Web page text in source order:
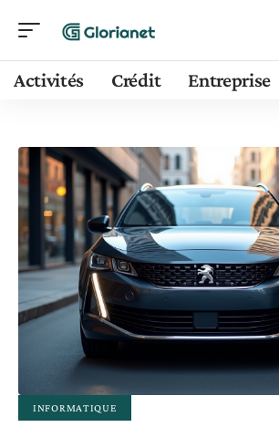
Activités Crédit Entreprise
INFORMATIQUE